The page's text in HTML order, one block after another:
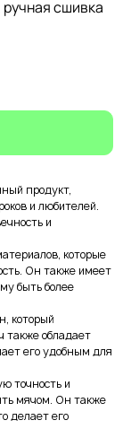
сшивка
продукт,
и любителей.
и
которые
Он также имеет
быть более
который
также обладает
его удобным для
точность и
мячом. Он также
делает его